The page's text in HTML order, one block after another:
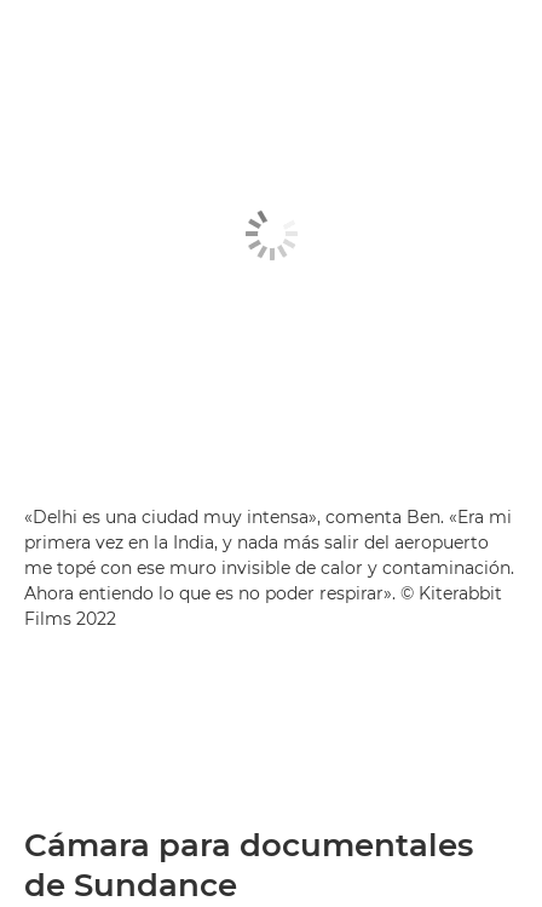
«Delhi es una ciudad muy intensa», comenta Ben. «Era mi
primera vez en la India, y nada más salir del aeropuerto
me topé con ese muro invisible de calor y contaminación.
Ahora entiendo lo que es no poder respirar». © Kiterabbit
Films 2022
Cámara para documentales
de Sundance